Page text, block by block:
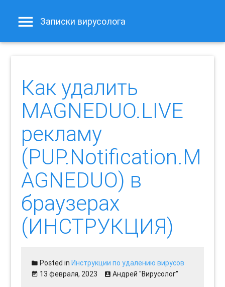
Записки вирусолога
Как удалить
MAGNEDUO.LIVE
рекламу
(PUP.Notification.M
AGNEDUO) в
браузерах
(ИНСТРУКЦИЯ)
Posted inИнструкции по удалению вирусов
13 февраля, 2023
Андрей "Вирусолог"